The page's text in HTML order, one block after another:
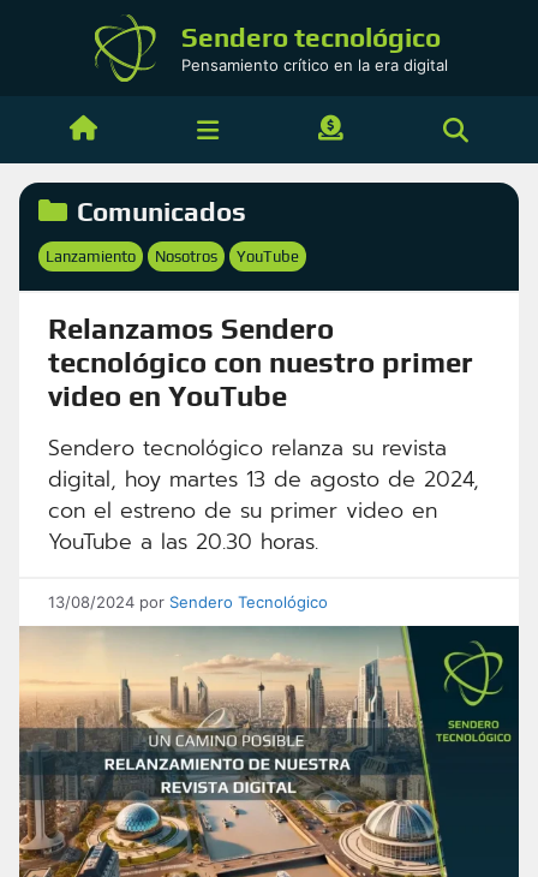
Sendero tecnológico
Pensamiento crítico en la era digital
Categorías
Comunicados
Lanzamiento Nosotros YouTube
Relanzamos Sendero
tecnológico con nuestro primer
video en YouTube
Sendero tecnológico relanza su revista
digital, hoy martes 13 de agosto de 2024,
con el estreno de su primer video en
YouTube a las 20.30 horas.
13/08/2024 por Sendero Tecnológico